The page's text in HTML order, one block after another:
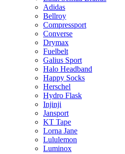
Adidas
Bellroy
Compressport
Converse
Drymax
Fuelbelt
Galius Sport
Halo Headband
Happy Socks
Herschel
Hydro Flask
Injinji
Jansport
KT Tape
Lorna Jane
Lululemon
Luminox